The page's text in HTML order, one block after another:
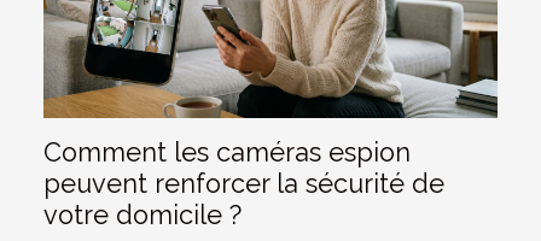
Comment les caméras espion
peuvent renforcer la sécurité de
votre domicile ?